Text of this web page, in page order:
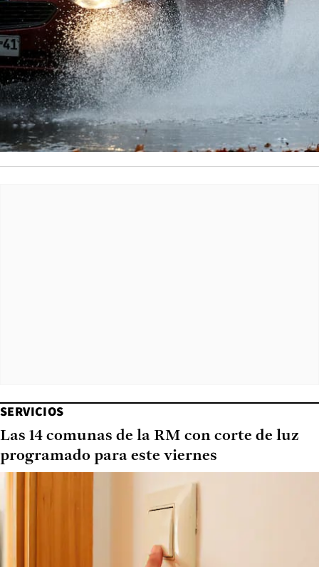
SERVICIOS
Las 14 comunas de la RM con corte de luz
programado para este viernes